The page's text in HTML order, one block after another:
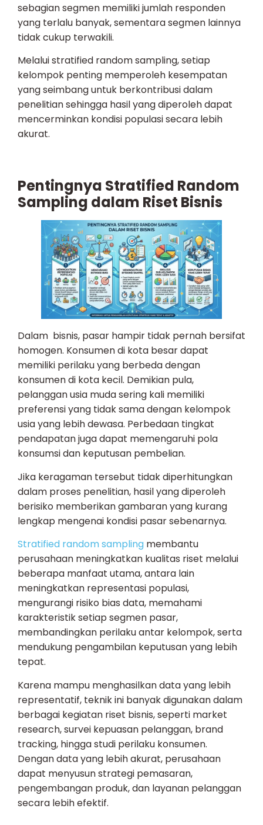
sebagian segmen memiliki jumlah responden
yang terlalu banyak, sementara segmen lainnya
tidak cukup terwakili.
Melalui stratified random sampling, setiap
kelompok penting memperoleh kesempatan
yang seimbang untuk berkontribusi dalam
penelitian sehingga hasil yang diperoleh dapat
mencerminkan kondisi populasi secara lebih
akurat.
Pentingnya Stratified Random
Sampling dalam Riset Bisnis
Dalam bisnis, pasar hampir tidak pernah bersifat
homogen. Konsumen di kota besar dapat
memiliki perilaku yang berbeda dengan
konsumen di kota kecil. Demikian pula,
pelanggan usia muda sering kali memiliki
preferensi yang tidak sama dengan kelompok
usia yang lebih dewasa. Perbedaan tingkat
pendapatan juga dapat memengaruhi pola
konsumsi dan keputusan pembelian.
Jika keragaman tersebut tidak diperhitungkan
dalam proses penelitian, hasil yang diperoleh
berisiko memberikan gambaran yang kurang
lengkap mengenai kondisi pasar sebenarnya.
Stratified random sampling membantu
perusahaan meningkatkan kualitas riset melalui
beberapa manfaat utama, antara lain
meningkatkan representasi populasi,
mengurangi risiko bias data, memahami
karakteristik setiap segmen pasar,
membandingkan perilaku antar kelompok, serta
mendukung pengambilan keputusan yang lebih
tepat.
Karena mampu menghasilkan data yang lebih
representatif, teknik ini banyak digunakan dalam
berbagai kegiatan riset bisnis, seperti market
research, survei kepuasan pelanggan, brand
tracking, hingga studi perilaku konsumen.
Dengan data yang lebih akurat, perusahaan
dapat menyusun strategi pemasaran,
pengembangan produk, dan layanan pelanggan
secara lebih efektif.